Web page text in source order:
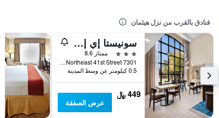
فنادق بالقرب من نزل هيثمان
سونيستا إي إس سويتس بورتلاند فانكوفر فورتي فيرست ستريت
3 نجوم
ممتاز 8.6
7301 Northeast 41st Street, فانكوفر, WA, الولايات المتحدة الأميريكية
0.5 كيلومتر عن وسط المدينة
449 ﷼
عرض الصفقة